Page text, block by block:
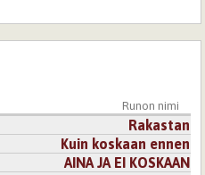
=)
Runon nimi
Rakastan
Kuin koskaan ennen
AINA JA EI KOSKAAN